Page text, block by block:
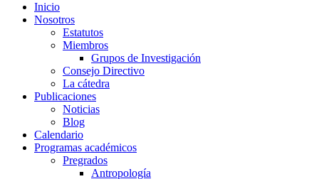
Inicio
Nosotros
Estatutos
Miembros
Grupos de Investigación
Consejo Directivo
La cátedra
Publicaciones
Noticias
Blog
Calendario
Programas académicos
Pregrados
Antropología